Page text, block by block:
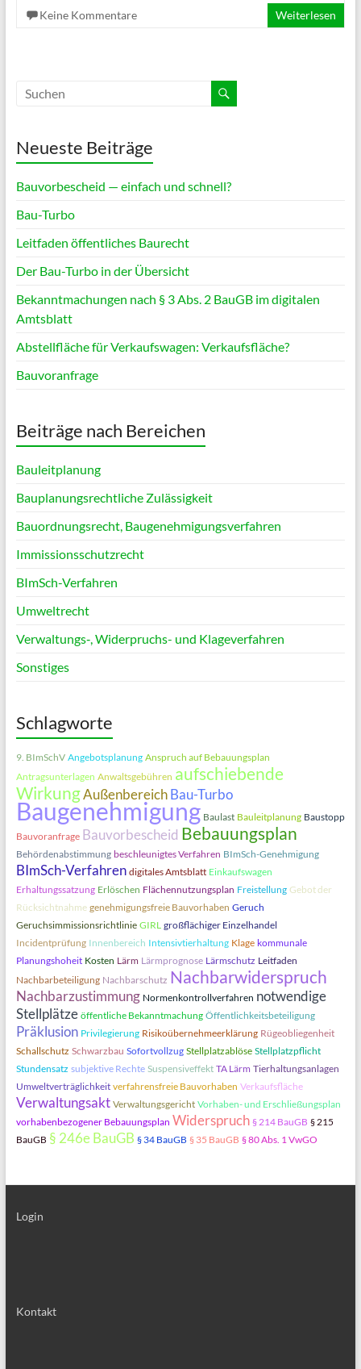
Keine Kommentare
Weiterlesen
Neueste Beiträge
Bauvorbescheid — einfach und schnell?
Bau-Turbo
Leitfaden öffentliches Baurecht
Der Bau-Turbo in der Übersicht
Bekanntmachungen nach § 3 Abs. 2 BauGB im digitalen
Amtsblatt
Abstellfläche für Verkaufswagen: Verkaufsfläche?
Bauvoranfrage
Beiträge nach Bereichen
Bauleitplanung
Bauplanungsrechtliche Zulässigkeit
Bauordnungsrecht, Baugenehmigungsverfahren
Immissionsschutzrecht
BImSch-Verfahren
Umweltrecht
Verwaltungs‑, Widerpruchs- und Klageverfahren
Sonstiges
Schlagworte
9. BImSchV Angebotsplanung Anspruch auf Bebauungsplan
Antragsunterlagen Anwaltsgebühren aufschiebende
WirkungAußenbereich Bau-Turbo
Baugenehmigung Baulast Bauleitplanung Baustopp
Bauvoranfrage Bauvorbescheid Bebauungsplan
Behördenabstimmung beschleunigtes Verfahren BImSch-Genehmigung
BImSch-Verfahren digitales Amtsblatt Einkaufswagen
Erhaltungssatzung Erlöschen Flächennutzungsplan Freistellung Gebot der
Rücksichtnahme genehmigungsfreie Bauvorhaben Geruch
Geruchsimmissionsrichtlinie GIRL großflächiger Einzelhandel
Incidentprüfung Innenbereich Intensivtierhaltung Klage kommunale
Planungshoheit Kosten Lärm Lärmprognose Lärmschutz Leitfaden
Nachbarbeteiligung Nachbarschutz Nachbarwiderspruch
Nachbarzustimmung Normenkontrollverfahren notwendige
Stellplätze öffentliche Bekanntmachung Öffentlichkeitsbeteiligung
Präklusion Privilegierung Risikoübernehmeerklärung Rügeobliegenheit
Schallschutz Schwarzbau Sofortvollzug Stellplatzablöse Stellplatzpflicht
Stundensatz subjektive Rechte Suspensiveffekt TA Lärm Tierhaltungsanlagen
Umweltverträglichkeit verfahrensfreie Bauvorhaben Verkaufsfläche
Verwaltungsakt Verwaltungsgericht Vorhaben- und Erschließungsplan
vorhabenbezogener Bebauungsplan Widerspruch § 214 BauGB § 215
BauGB § 246e BauGB § 34 BauGB § 35 BauGB § 80 Abs. 1 VwGO
Login
Kontakt